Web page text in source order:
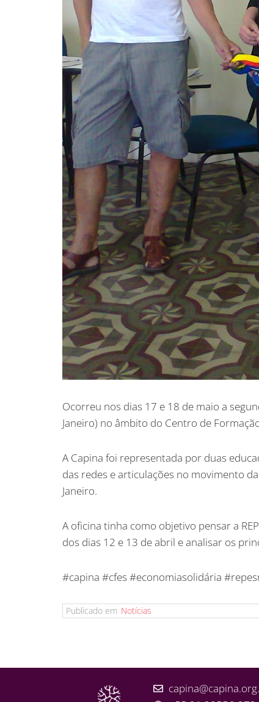
Ocorreu nos dias 17 e 18 de maio a
Janeiro) no âmbito do Centro de
A Capina foi representada por duas
das redes e articulações no movimento
Janeiro.
A oficina tinha como objetivo pensar a
dos dias 12 e 13 de abril e analisar os
#capina #cfes #economiasolidária
Publicado em Notícias